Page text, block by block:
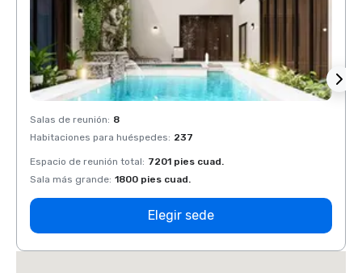
Salas de reunión: 8
Habitaciones para huéspedes: 237
Espacio de reunión total: 7201 pies cuad.
Sala más grande: 1800 pies cuad.
Elegir sede